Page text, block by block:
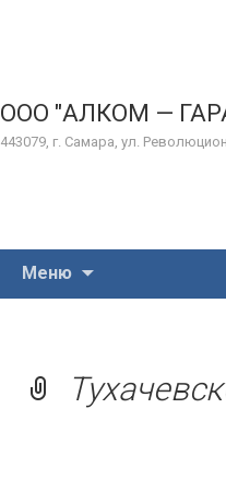
ООО "АЛКОМ —
443079, г. Самара, ул.
Меню